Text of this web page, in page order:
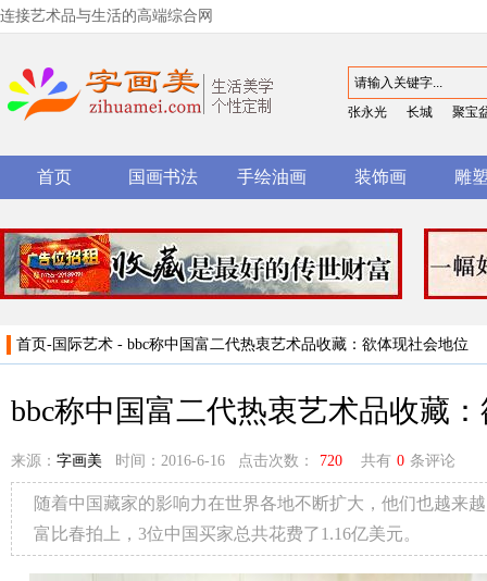
连接艺术品与生活的高端综合网
张永光 长城 聚宝
首页 国画书法 手绘油画 装饰画 雕
首页-国际艺术 - bbc称中国富二代热衷艺术品收藏：欲体现社会地位
bbc称中国富二代热衷艺术品收藏
来源： 字画美 时间：2016-6-16 点击次数： 720 共有 0 条评论
随着中国藏家的影响力在世界各地不断扩大，他们也越来
富比春拍上，3位中国买家总共花费了1.16亿美元。